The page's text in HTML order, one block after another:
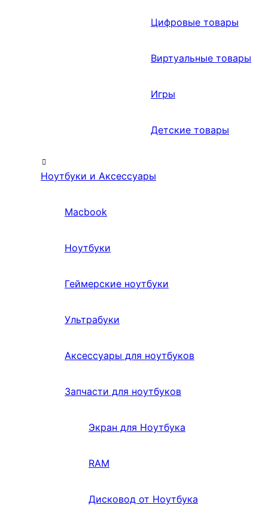
Цифровые товары
Виртуальные товары
Игры
Детские товары
Ноутбуки и Аксессуары
Macbook
Ноутбуки
Геймерские ноутбуки
Ультрабуки
Аксессуары для ноутбуков
Запчасти для ноутбуков
Экран для Ноутбука
RAM
Дисковод от Ноутбука